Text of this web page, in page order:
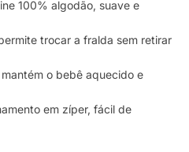
100% algodão, suave e
trocar a fralda sem retirar
mantém o bebê aquecido e
em zíper, fácil de